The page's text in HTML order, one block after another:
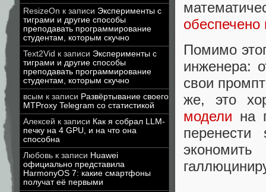
ResizeOn к записи Эксперименты с
тиграми и другие способы
преподавать программирование
студентам, которым скучно
Text2Vid к записи Эксперименты с
тиграми и другие способы
преподавать программирование
студентам, которым скучно
всым к записи Развёртывание своего
MTProxy Telegram со статистикой
Алексей к записи Как я собрал LLM-
печку на 4 GPU, и на что она
способна
Любовь к записи Huawei
официально представила
HarmonyOS 7: какие смартфоны
получат её первыми
Помимо
инженера:
свои
же, это
модели на